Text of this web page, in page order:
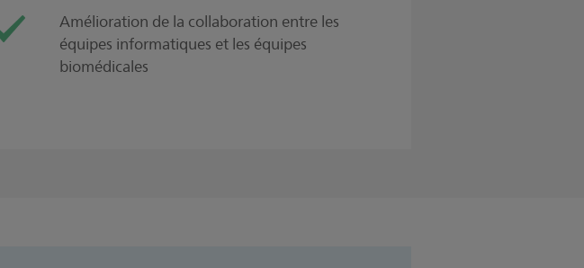
Amélioration de la collaboration entre les
équipes informatiques et les équipes
biomédicales